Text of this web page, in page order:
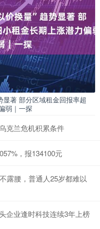
显著 部分区域租金回报率超
弱｜一探
克兰危机积累条件
，报134100元
露腰，普通人25岁都难以
企业逢时科技连续3年上榜